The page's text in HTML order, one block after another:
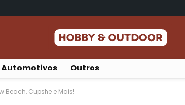
Automotivos Outros
Beach, Cupshe e Mais!